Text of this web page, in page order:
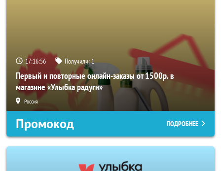
17:16:55 Получили:1
Первый и повторные онлайн-заказы от 1500р. в
магазине «Улыбка радуги»
Россия
Промокод ПОДРОБНЕЕ